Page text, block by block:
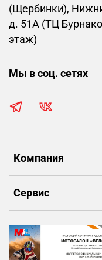
Компания
Сервис
(Щербинки),
д. 51А (ТЦ
этаж)
Мы в соц. сетях